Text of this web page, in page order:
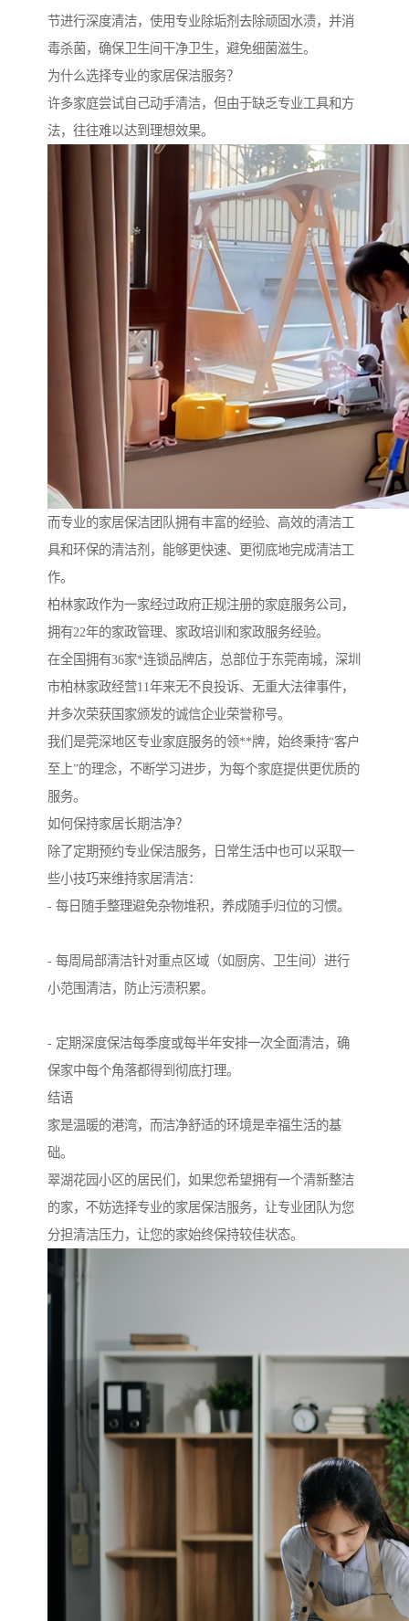
节进行深度清洁，使用专业除垢剂去除顽固水渍，并消
毒杀菌，确保卫生间干净卫生，避免细菌滋生。
为什么选择专业的家居保洁服务？
许多家庭尝试自己动手清洁，但由于缺乏专业工具和方
法，往往难以达到理想效果。
而专业的家居保洁团队拥有丰富的经验、高效的清洁工
具和环保的清洁剂，能够更快速、更彻底地完成清洁工
作。
柏林家政作为一家经过政府正规注册的家庭服务公司，
拥有22年的家政管理、家政培训和家政服务经验。
在全国拥有36家*连锁品牌店，总部位于东莞南城，深圳
市柏林家政经营11年来无不良投诉、无重大法律事件，
并多次荣获国家颁发的诚信企业荣誉称号。
我们是莞深地区专业家庭服务的领**牌，始终秉持“客户
至上”的理念，不断学习进步，为每个家庭提供更优质的
服务。
如何保持家居长期洁净？
除了定期预约专业保洁服务，日常生活中也可以采取一
些小技巧来维持家居清洁：
- 每日随手整理避免杂物堆积，养成随手归位的习惯。
- 每周局部清洁针对重点区域（如厨房、卫生间）进行
小范围清洁，防止污渍积累。
- 定期深度保洁每季度或每半年安排一次全面清洁，确
保家中每个角落都得到彻底打理。
结语
家是温暖的港湾，而洁净舒适的环境是幸福生活的基
础。
翠湖花园小区的居民们，如果您希望拥有一个清新整洁
的家，不妨选择专业的家居保洁服务，让专业团队为您
分担清洁压力，让您的家始终保持较佳状态。